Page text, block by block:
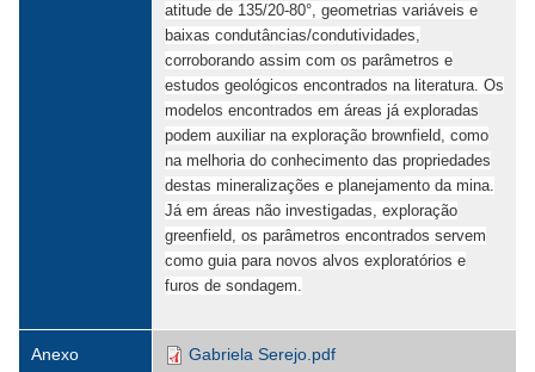
atitude de 135/20-80°, geometrias variáveis e
baixas condutâncias/condutividades,
corroborando assim com os parâmetros e
estudos geológicos encontrados na literatura. Os
modelos encontrados em áreas já exploradas
podem auxiliar na exploração brownfield, como
na melhoria do conhecimento das propriedades
destas mineralizações e planejamento da mina.
Já em áreas não investigadas, exploração
greenfield, os parâmetros encontrados servem
como guia para novos alvos exploratórios e
furos de sondagem.
Anexo Gabriela Serejo.pdf